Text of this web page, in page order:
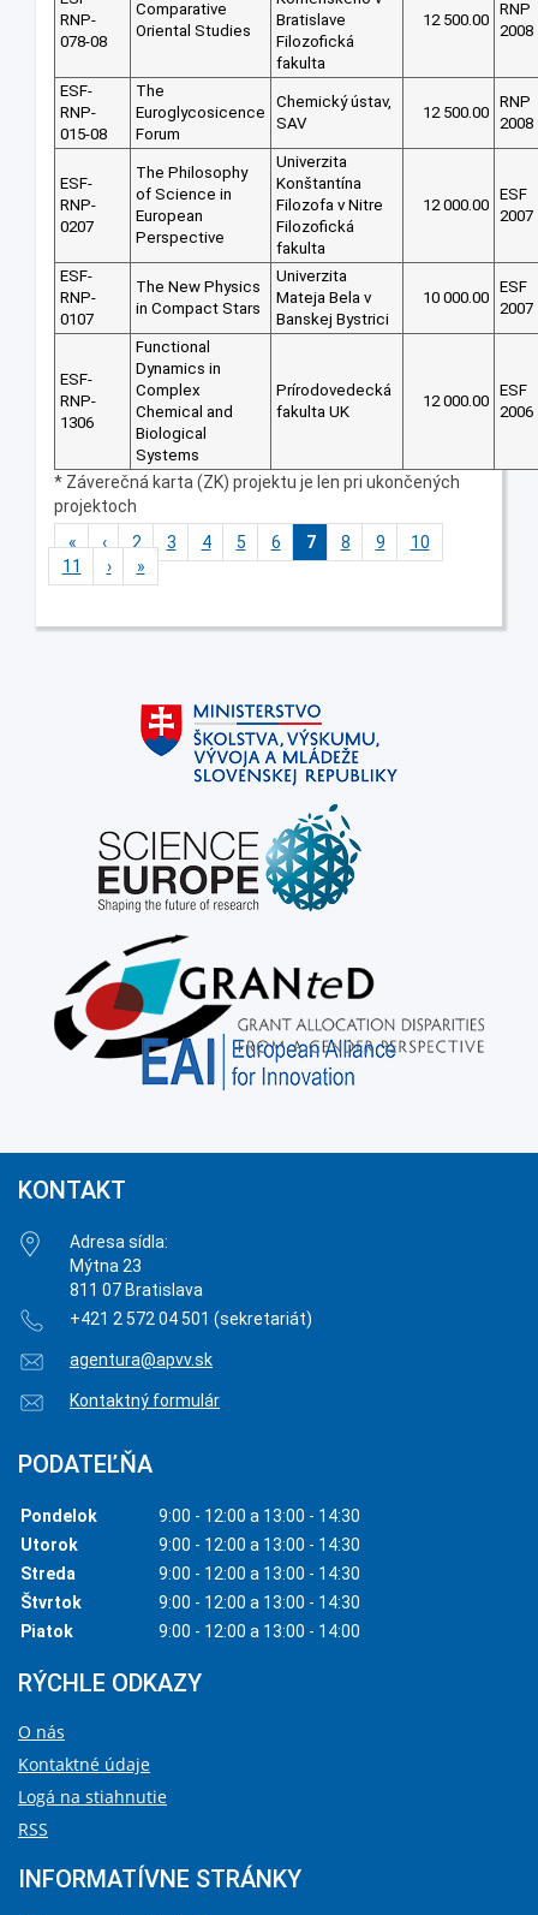
RNP-
078-08
Comparative
Oriental Studies
Bratislave
Filozofická
fakulta
12 500.00
RNP
2008
ESF-
RNP-
015-08
The
Euroglycosicence
Forum
Chemický ústav,
SAV
12 500.00
RNP
2008
ESF-
RNP-
0207
The Philosophy
of Science in
European
Perspective
Univerzita
Konštantína
Filozofa v Nitre
Filozofická
fakulta
12 000.00
ESF
2007
ESF-
RNP-
0107
The New Physics
in Compact Stars
Univerzita
Mateja Bela v
Banskej Bystrici
10 000.00
ESF
2007
ESF-
RNP-
1306
Functional
Dynamics in
Complex
Chemical and
Biological
Systems
Prírodovedecká
fakulta UK
12 000.00
ESF
2006
* Záverečná karta (ZK) projektu je len pri ukončených
projektoch
«
‹ 2 3 4 5 6 7 8 9
10
11
› »
KONTAKT
Adresa sídla:
Mýtna 23
811 07 Bratislava
+421 2 572 04 501 (sekretariát)
agentura@apvv.sk
Kontaktný formulár
PODATEĽŇA
Pondelok
9:00 - 12:00 a 13:00 - 14:30
Utorok
9:00 - 12:00 a 13:00 - 14:30
Streda
9:00 - 12:00 a 13:00 - 14:30
Štvrtok
9:00 - 12:00 a 13:00 - 14:30
Piatok
9:00 - 12:00 a 13:00 - 14:00
RÝCHLE ODKAZY
O nás
Kontaktné údaje
Logá na stiahnutie
RSS
INFORMATÍVNE STRÁNKY